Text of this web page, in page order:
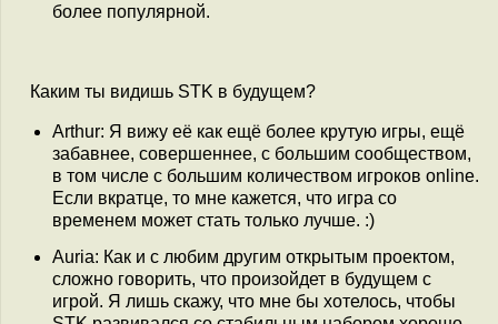
более популярной.
Каким ты видишь STK в будущем?
Arthur: Я вижу её как ещё более крутую игры, ещё
забавнее, совершеннее, с большим сообществом,
в том числе с большим количеством игроков online.
Если вкратце, то мне кажется, что игра со
временем может стать только лучше. :)
Auria: Как и с любим другим открытым проектом,
сложно говорить, что произойдет в будущем с
игрой. Я лишь скажу, что мне бы хотелось, чтобы